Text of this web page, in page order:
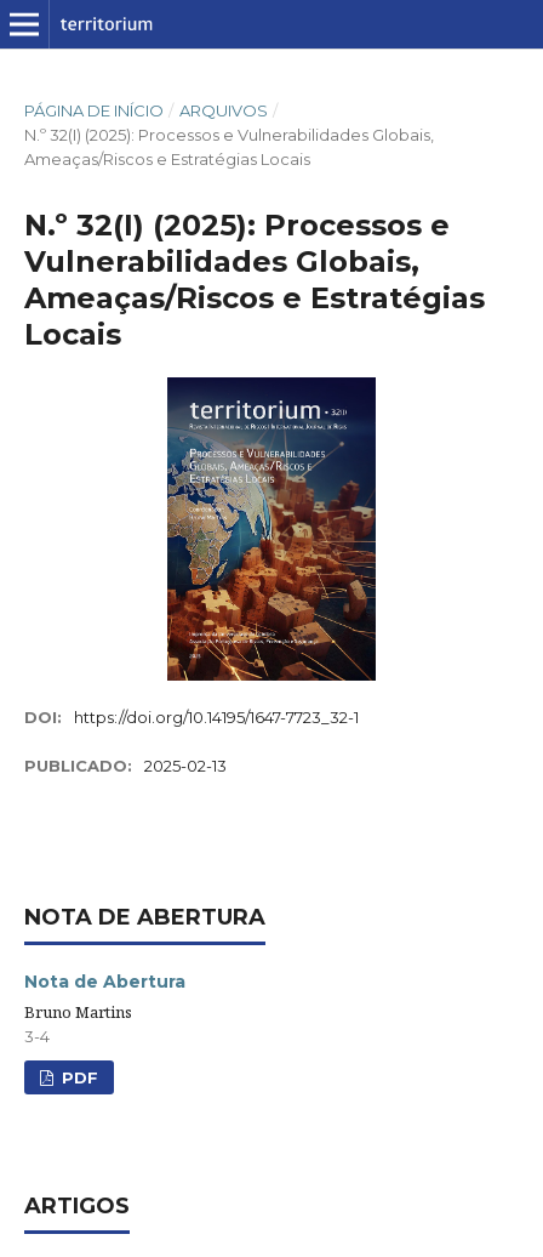
PÁGINA DE INÍCIO / ARQUIVOS /
N.º 32(I) (2025): Processos e Vulnerabilidades Globais,
Ameaças/Riscos e Estratégias Locais
N.º 32(I) (2025): Processos e
Vulnerabilidades Globais,
Ameaças/Riscos e Estratégias
Locais
DOI: https://doi.org/10.14195/1647-7723_32-1
PUBLICADO: 2025-02-13
NOTA DE ABERTURA
Nota de Abertura
Bruno Martins
3-4
PDF
ARTIGOS